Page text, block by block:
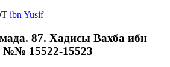
ibn Yusif
87. Хадисы Вахба ибн
15522-15523